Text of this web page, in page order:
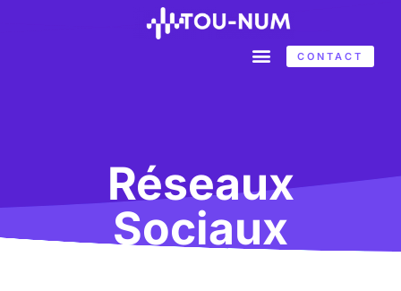
CONTACT
Réseaux
Sociaux